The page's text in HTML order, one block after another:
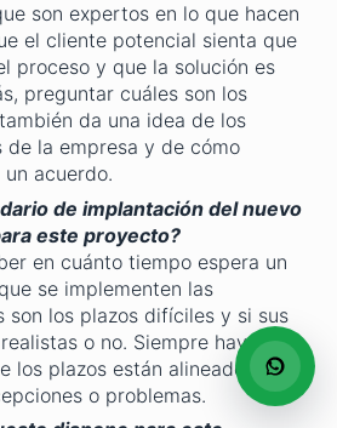
son expertos en lo que hacen
el cliente potencial sienta que
proceso y que la solución es
preguntar cuáles son los
da una idea de los
de la empresa y de cómo
acuerdo.
de implantación del nuevo
este proyecto?
en cuánto tiempo espera un
se implementen las
son los plazos difíciles y si sus
o no. Siempre hay que
los plazos están alineados entre
o problemas.